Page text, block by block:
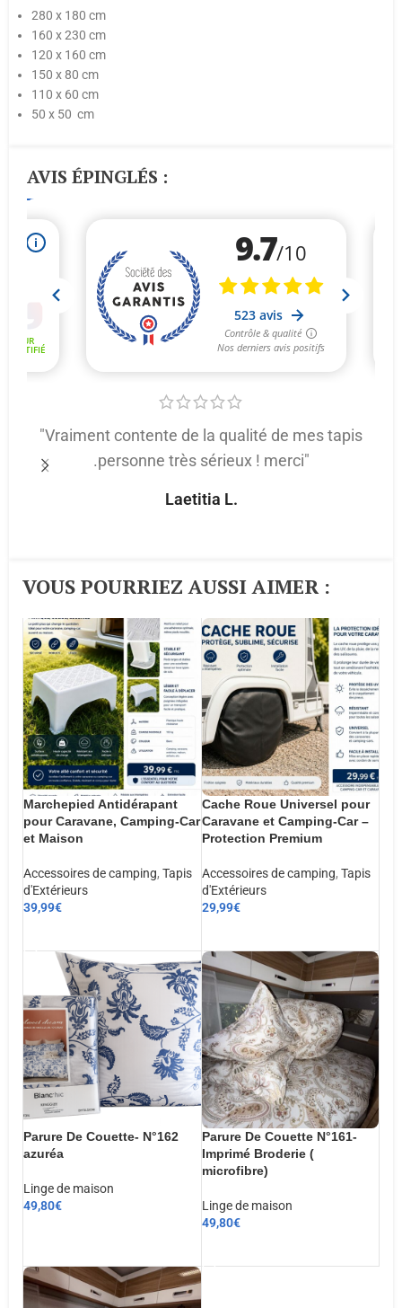
280 x 180 cm
160 x 230 cm
120 x 160 cm
150 x 80 cm
110 x 60 cm
50 x 50 cm
AVIS ÉPINGLÉS :
"Vraiment contente de la qualité de mes tapis
.personne très sérieux ! merci"
Laetitia L.
VOUS POURRIEZ AUSSI AIMER :​
Marchepied Antidérapant
pour Caravane, Camping-Car
et Maison
Accessoires de camping, Tapis
d'Extérieurs
39,99€
Cache Roue Universel pour
Caravane et Camping-Car –
Protection Premium
Accessoires de camping, Tapis
d'Extérieurs
29,99€
Parure De Couette- N°162
azuréa
Linge de maison
49,80€
Parure De Couette N°161-
Imprimé Broderie (
microfibre)
Linge de maison
49,80€